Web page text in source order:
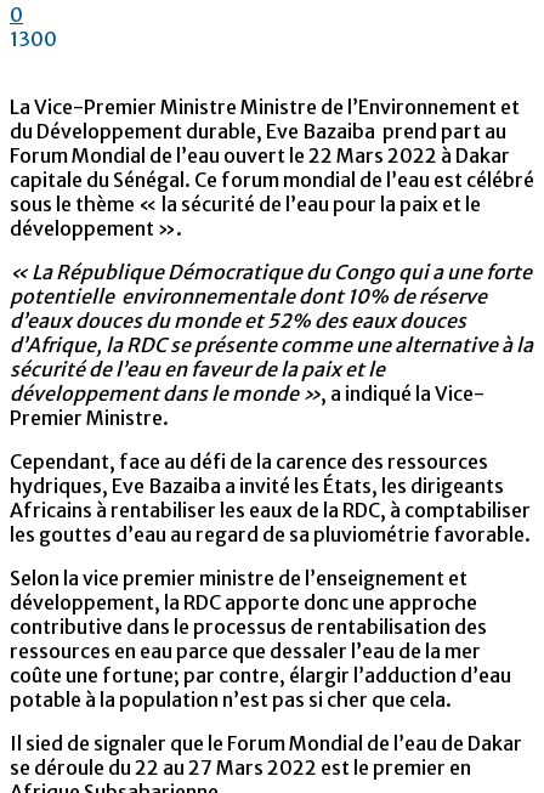
0
1300
La Vice-Premier Ministre Ministre de l’Environnement et
du Développement durable, Eve Bazaiba prend part au
Forum Mondial de l’eau ouvert le 22 Mars 2022 à Dakar
capitale du Sénégal. Ce forum mondial de l’eau est célébré
sous le thème « la sécurité de l’eau pour la paix et le
développement ».
« La République Démocratique du Congo qui a une forte
potentielle environnementale dont 10% de réserve
d’eaux douces du monde et 52% des eaux douces
d’Afrique, la RDC se présente comme une alternative à la
sécurité de l’eau en faveur de la paix et le
développement dans le monde », a indiqué la Vice-
Premier Ministre.
Cependant, face au défi de la carence des ressources
hydriques, Eve Bazaiba a invité les États, les dirigeants
Africains à rentabiliser les eaux de la RDC, à comptabiliser
les gouttes d’eau au regard de sa pluviométrie favorable.
Selon la vice premier ministre de l’enseignement et
développement, la RDC apporte donc une approche
contributive dans le processus de rentabilisation des
ressources en eau parce que dessaler l’eau de la mer
coûte une fortune; par contre, élargir l’adduction d’eau
potable à la population n’est pas si cher que cela.
Il sied de signaler que le Forum Mondial de l’eau de Dakar
se déroule du 22 au 27 Mars 2022 est le premier en